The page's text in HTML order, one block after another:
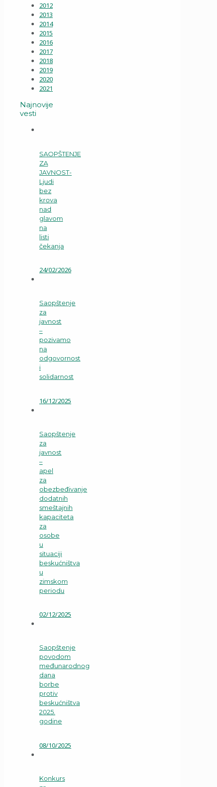
2012
2013
2014
2015
2016
2017
2018
2019
2020
2021
Najnovije
vesti
SAOPŠTENJE
ZA
JAVNOST-
Ljudi
bez
krova
nad
glavom
na
listi
čekanja
24/02/2026
Saopštenje
za
javnost
–
pozivamo
na
odgovornost
i
solidarnost
16/12/2025
Saopštenje
za
javnost
–
apel
za
obezbeđivanje
dodatnih
smeštajnih
kapaciteta
za
osobe
u
situaciji
beskućništva
u
zimskom
periodu
02/12/2025
Saopštenje
povodom
međunarodnog
dana
borbe
protiv
beskućništva
2025.
godine
08/10/2025
Konkurs